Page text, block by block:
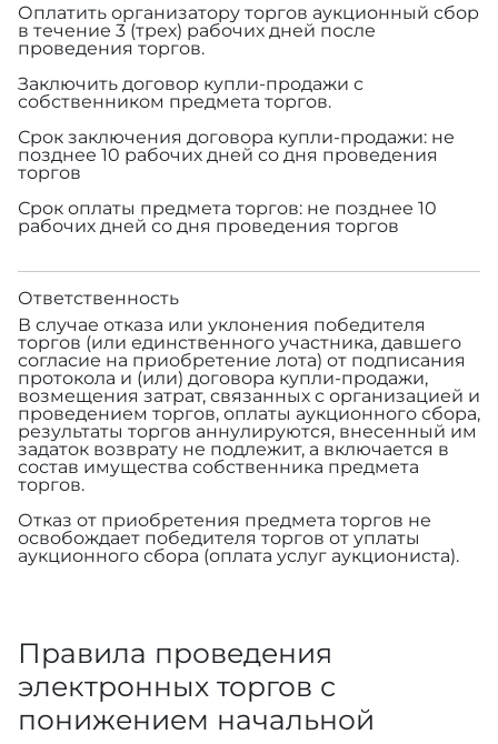
Оплатить организатору торгов аукционный сбор
в течение 3 (трех) рабочих дней после
проведения торгов.
Заключить договор купли-продажи с
собственником предмета торгов.
Срок заключения договора купли-продажи: не
позднее 10 рабочих дней со дня проведения
торгов
Срок оплаты предмета торгов: не позднее 10
рабочих дней со дня проведения торгов
Ответственность
В случае отказа или уклонения победителя
торгов (или единственного участника, давшего
согласие на приобретение лота) от подписания
протокола и (или) договора купли-продажи,
возмещения затрат, связанных с организацией и
проведением торгов, оплаты аукционного сбора,
результаты торгов аннулируются, внесенный им
задаток возврату не подлежит, а включается в
состав имущества собственника предмета
торгов.
Отказ от приобретения предмета торгов не
освобождает победителя торгов от уплаты
аукционного сбора (оплата услуг аукциониста).
Правила проведения
электронных торгов с
понижением начальной